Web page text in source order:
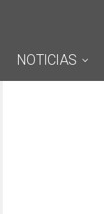
NOTICIAS